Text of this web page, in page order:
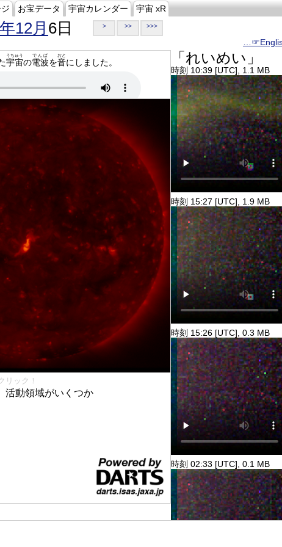
お宝データ 宇宙カレンダー 宇宙 xR
12月 6日 > >> >>>
宇宙
うちゅう
の電波
でんぱ
を音
おと
にしました。
リック！
活動領域がいくつか
「れいめい」
時刻 10:39 [UTC], 1.1 MB
時刻 15:27 [UTC], 1.9 MB
時刻 15:26 [UTC], 0.3 MB
時刻 02:33 [UTC], 0.1 MB